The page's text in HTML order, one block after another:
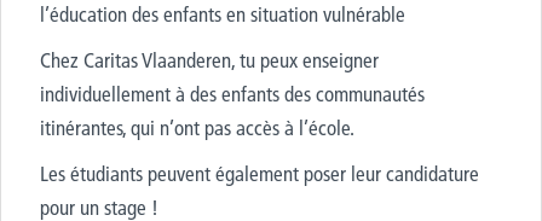
l’éducation des enfants en situation vulnérable
Chez Caritas Vlaanderen, tu peux enseigner
individuellement à des enfants des communautés
itinérantes, qui n’ont pas accès à l’école.
Les étudiants peuvent également poser leur candidature
pour un stage !